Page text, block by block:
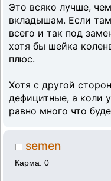
Это всяко лучше,
вкладышам. Если
всего и так под
хотя бы шейка
плюс.
Хотя с другой
дефицитные, а коли
равно много что
semen
Карма: 0